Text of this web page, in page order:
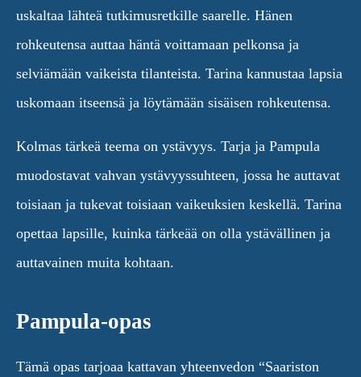
uskaltaa lähteä tutkimusretkille saarelle. Hänen
rohkeutensa auttaa häntä voittamaan pelkonsa ja
selviämään vaikeista tilanteista. Tarina kannustaa lapsia
uskomaan itseensä ja löytämään sisäisen rohkeutensa.
Kolmas tärkeä teema on ystävyys. Tarja ja Pampula
muodostavat vahvan ystävyyssuhteen, jossa he auttavat
toisiaan ja tukevat toisiaan vaikeuksien keskellä. Tarina
opettaa lapsille, kuinka tärkeää on olla ystävällinen ja
auttavainen muita kohtaan.
Pampula-opas
Tämä opas tarjoaa kattavan yhteenvedon “Saariston